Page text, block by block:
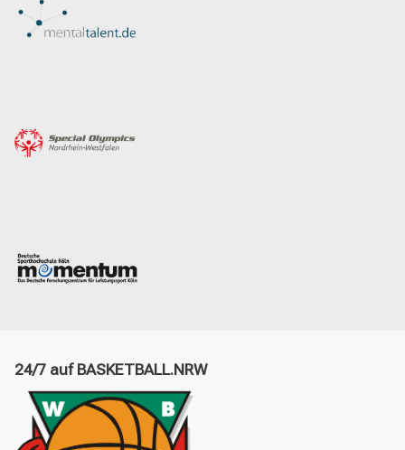
24/7 auf BASKETBALL.NRW